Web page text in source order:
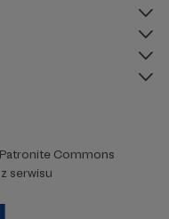
Patronite Commons
serwisu